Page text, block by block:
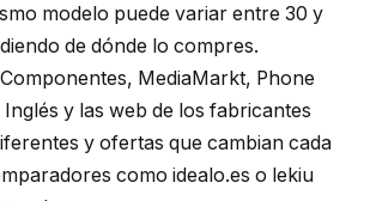
modelo puede variar entre 30 y
de dónde lo compres.
MediaMarkt, Phone
y las web de los fabricantes
y ofertas que cambian cada
como idealo.es o lekiu